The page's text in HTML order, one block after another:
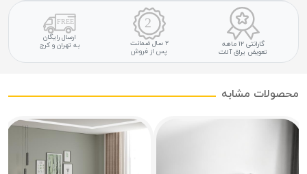
گارانتی ۱۲ ماهه
تعویض یراق آلات
۲ سال ضمانت
پس از فروش
ارسال رایگان
به تهران و کرج
محصولات مشابه